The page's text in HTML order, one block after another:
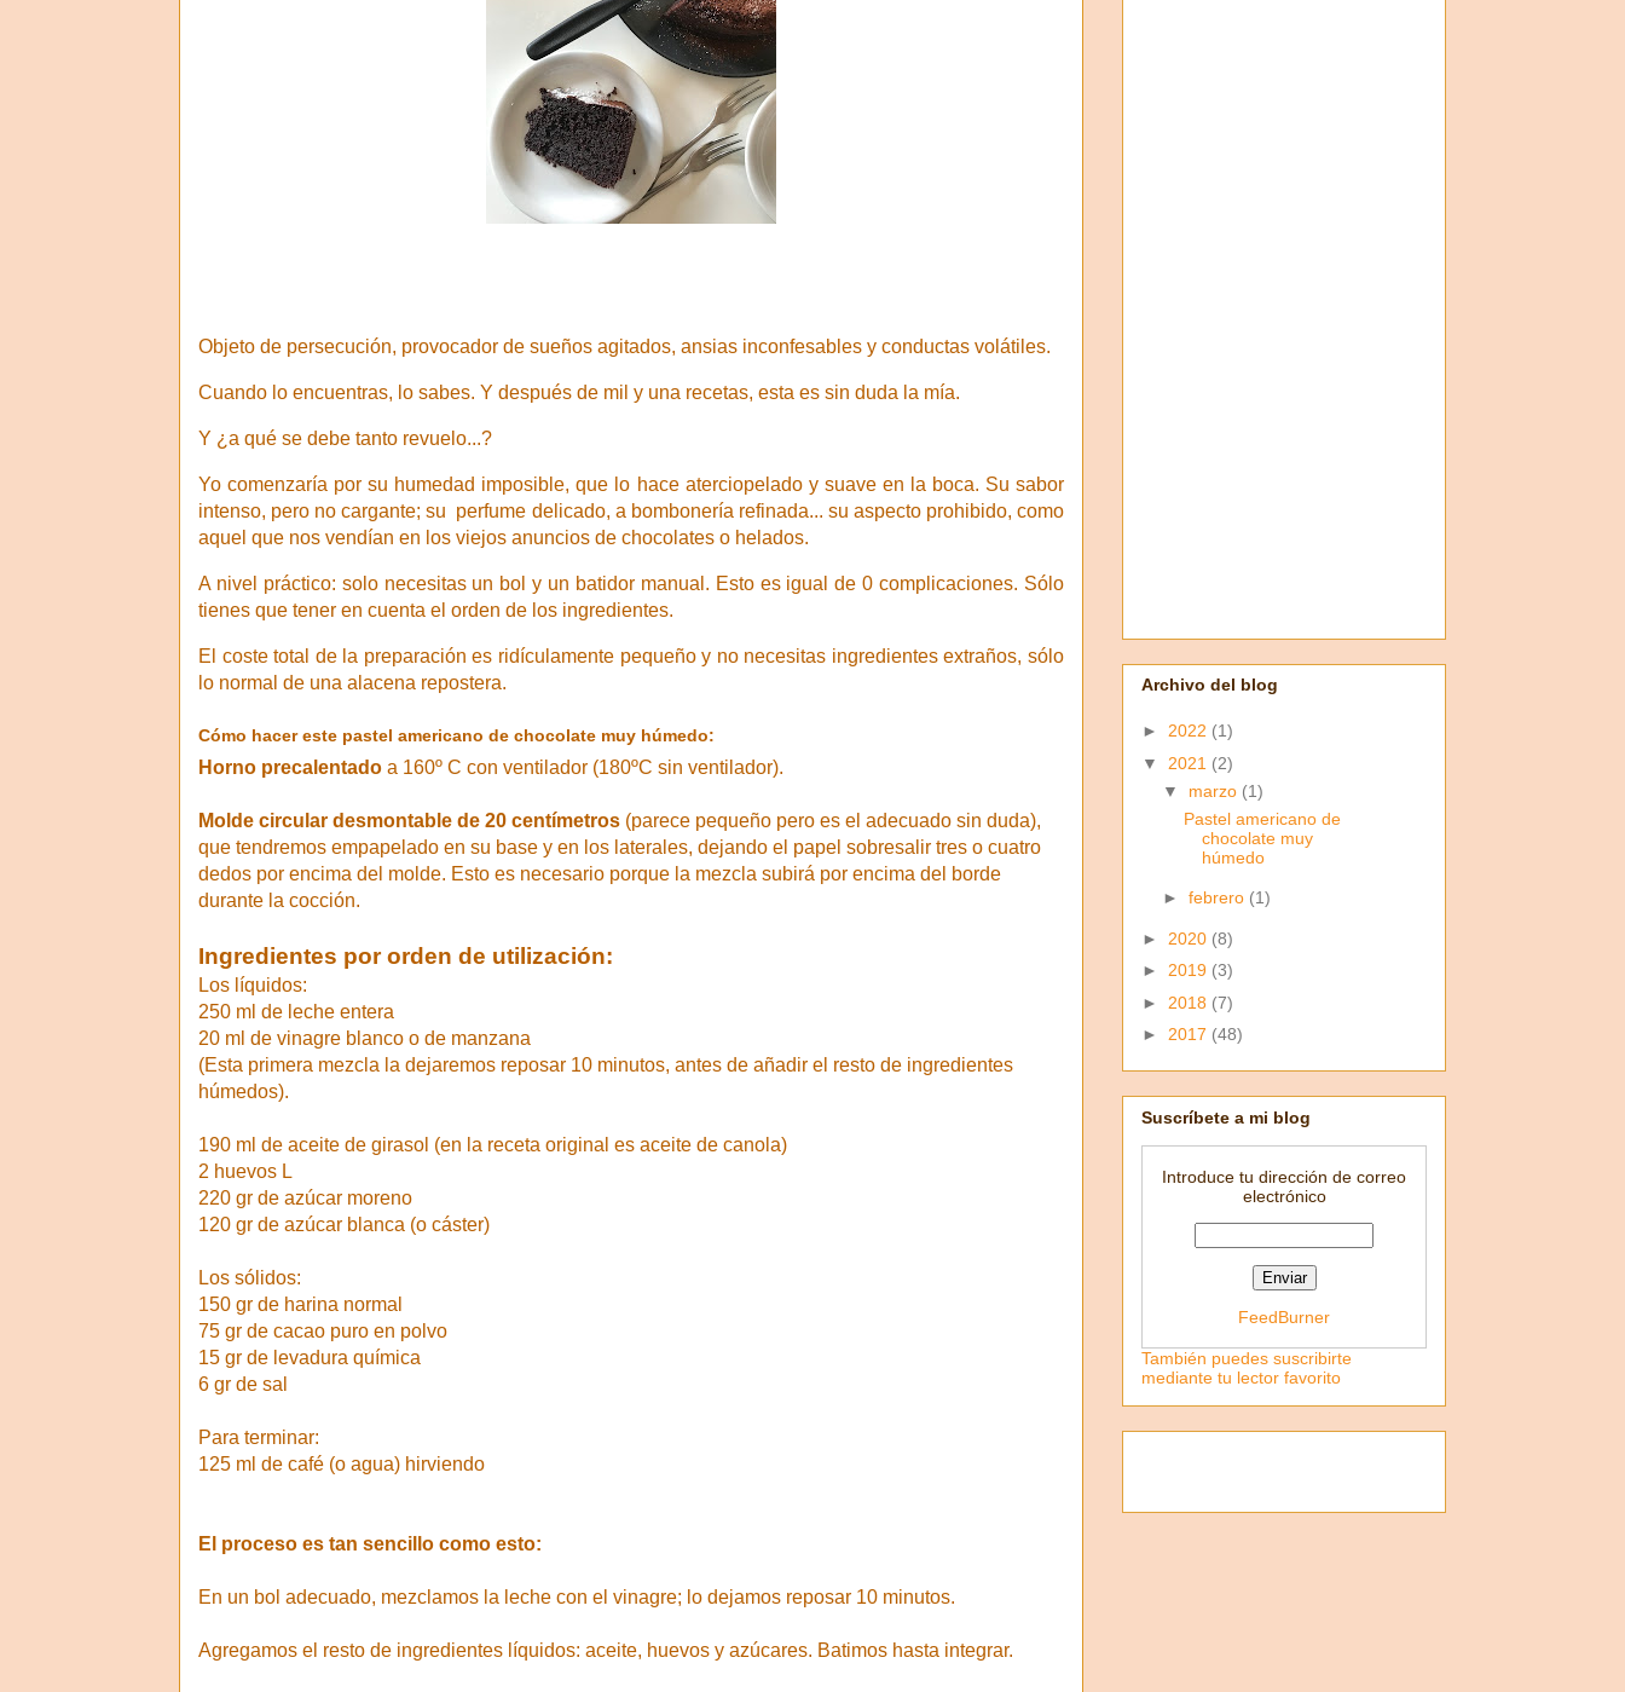
Objeto de persecución, provocador de sueños agitados, ansias inconfesables y conductas volátiles.
Cuando lo encuentras, lo sabes. Y después de mil y una recetas, esta es sin duda la mía.
Y ¿a qué se debe tanto revuelo...?
Yo comenzaría por su humedad imposible, que lo hace aterciopelado y suave en la boca. Su sabor
intenso, pero no cargante; su perfume delicado, a bombonería refinada... su aspecto prohibido, como
aquel que nos vendían en los viejos anuncios de chocolates o helados.
A nivel práctico: solo necesitas un bol y un batidor manual. Esto es igual de 0 complicaciones. Sólo
tienes que tener en cuenta el orden de los ingredientes.
El coste total de la preparación es ridículamente pequeño y no necesitas ingredientes extraños, sólo
lo normal de una alacena repostera.
Cómo hacer este pastel americano de chocolate muy húmedo:
Horno precalentado a 160º C con ventilador (180ºC sin ventilador).
Molde circular desmontable de 20 centímetros (parece pequeño pero es el adecuado sin duda),
que tendremos empapelado en su base y en los laterales, dejando el papel sobresalir tres o cuatro
dedos por encima del molde. Esto es necesario porque la mezcla subirá por encima del borde
durante la cocción.
Ingredientes por orden de utilización:
Los líquidos:
250 ml de leche entera
20 ml de vinagre blanco o de manzana
(Esta primera mezcla la dejaremos reposar 10 minutos, antes de añadir el resto de ingredientes
húmedos).
190 ml de aceite de girasol (en la receta original es aceite de canola)
2 huevos L
220 gr de azúcar moreno
120 gr de azúcar blanca (o cáster)
Los sólidos:
150 gr de harina normal
75 gr de cacao puro en polvo
15 gr de levadura química
6 gr de sal
Para terminar:
125 ml de café (o agua) hirviendo
El proceso es tan sencillo como esto:
En un bol adecuado, mezclamos la leche con el vinagre; lo dejamos reposar 10 minutos.
Agregamos el resto de ingredientes líquidos: aceite, huevos y azúcares. Batimos hasta integrar.
Archivo del blog
► 2022 (1)
▼ 2021 (2)
▼ marzo (1)
Pastel americano de
chocolate muy
húmedo
► febrero (1)
► 2020 (8)
► 2019 (3)
► 2018 (7)
► 2017 (48)
Suscríbete a mi blog
Introduce tu dirección de correo
electrónico
FeedBurner
También puedes suscribirte
mediante tu lector favorito